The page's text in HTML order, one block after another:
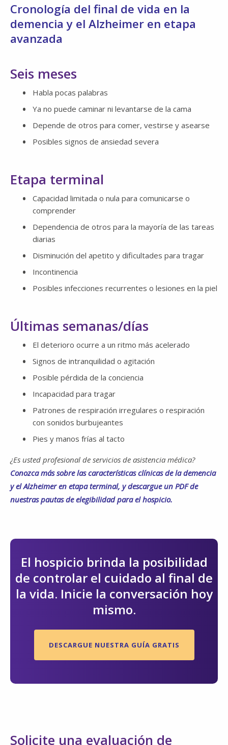
Cronología del final de vida en la
demencia y el Alzheimer en etapa
avanzada
Seis meses
Habla pocas palabras
Ya no puede caminar ni levantarse de la cama
Depende de otros para comer, vestirse y asearse
Posibles signos de ansiedad severa
Etapa terminal
Capacidad limitada o nula para comunicarse o
comprender
Dependencia de otros para la mayoría de las tareas
diarias
Disminución del apetito y dificultades para tragar
Incontinencia
Posibles infecciones recurrentes o lesiones en la piel
Últimas semanas/días
El deterioro ocurre a un ritmo más acelerado
Signos de intranquilidad o agitación
Posible pérdida de la conciencia
Incapacidad para tragar
Patrones de respiración irregulares o respiración
con sonidos burbujeantes
Pies y manos frías al tacto
¿Es usted profesional de servicios de asistencia médica?
Conozca más sobre las características clínicas de la demencia
y el Alzheimer en etapa terminal, y descargue un PDF de
nuestras pautas de elegibilidad para el hospicio.
El hospicio brinda la posibilidad
de controlar el cuidado al final de
la vida. Inicie la conversación hoy
mismo.
DESCARGUE NUESTRA GUÍA GRATIS
Solicite una evaluación de